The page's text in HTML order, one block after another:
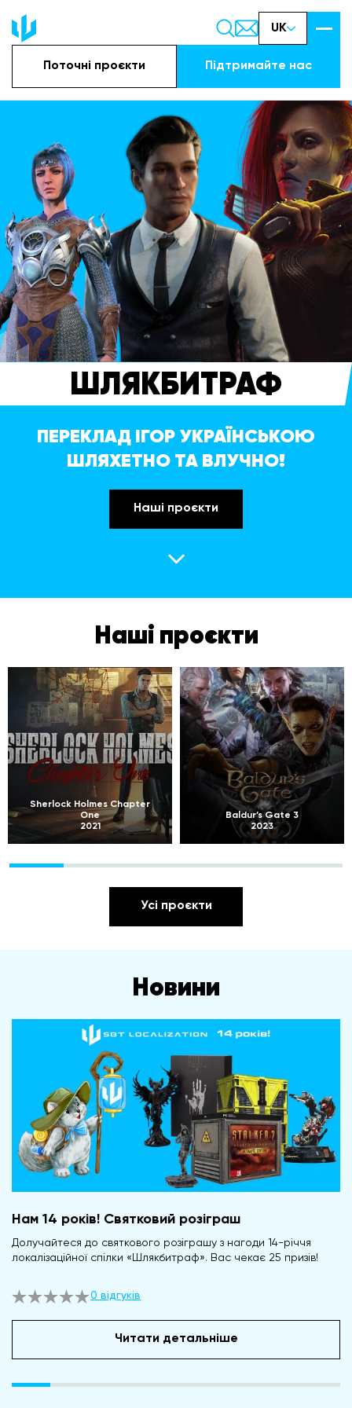
UK
Поточні проєкти Підтримайте наc
ШЛЯКБИТРАФ
ПЕРЕКЛАД ІГОР УКРАЇНСЬКОЮ
ШЛЯХЕТНО ТА ВЛУЧНО!
Наші проєкти
Наші проєкти
Sherlock Holmes Chapter
One
2021
Baldur’s Gate 3
2023
Усі проєкти
Новини
Нам 14 років! Святковий розіграш
Долучайтеся до святкового розіграшу з нагоди 14-річчя
локалізаційної спілки «Шлякбитраф». Вас чекає 25 призів!
0 відгуків
Читати детальніше